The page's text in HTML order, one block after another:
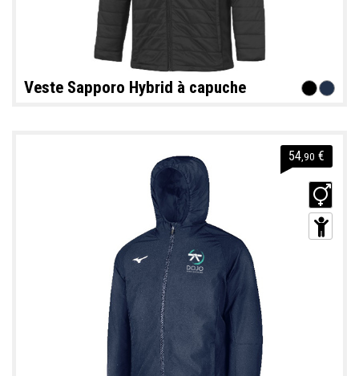
Veste Sapporo Hybrid à capuche
54,90 €